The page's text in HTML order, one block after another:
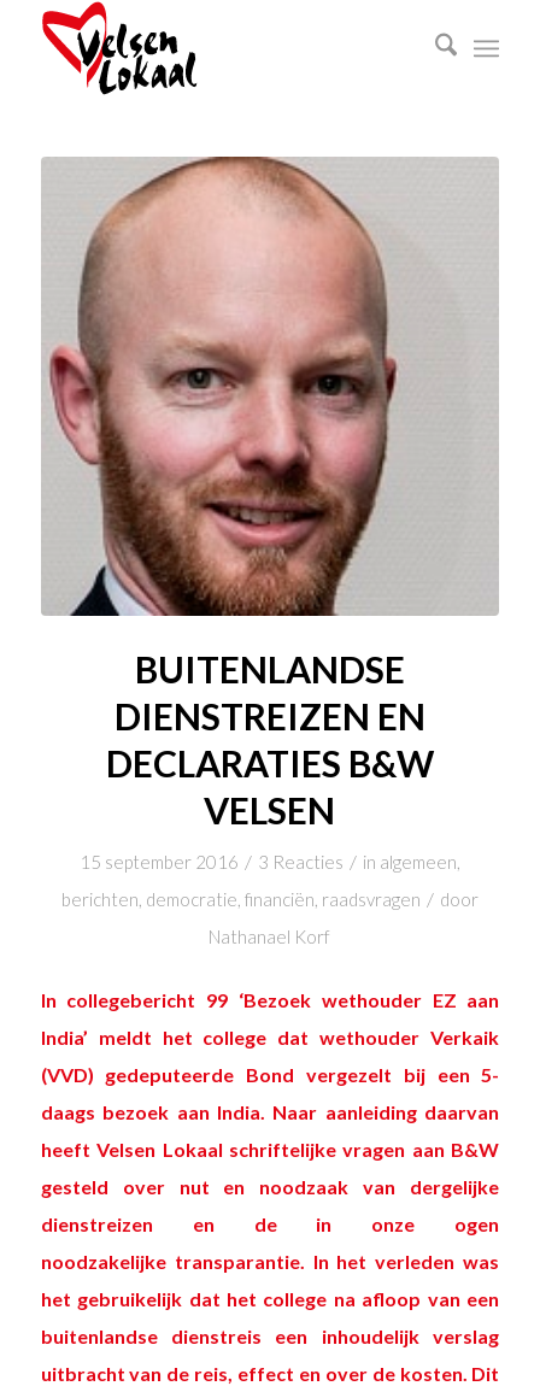
BUITENLANDSE
DIENSTREIZEN EN
DECLARATIES B&W
VELSEN
15 september 2016 / 3 Reacties / in algemeen,
berichten, democratie, financiën, raadsvragen / door
Nathanael Korf
In collegebericht 99 ‘Bezoek wethouder EZ aan
India’ meldt het college dat wethouder Verkaik
(VVD) gedeputeerde Bond vergezelt bij een 5-
daags bezoek aan India. Naar aanleiding daarvan
heeft Velsen Lokaal schriftelijke vragen aan B&W
gesteld over nut en noodzaak van dergelijke
dienstreizen en de in onze ogen
noodzakelijke transparantie. In het verleden was
het gebruikelijk dat het college na afloop van een
buitenlandse dienstreis een inhoudelijk verslag
uitbracht van de reis, effect en over de kosten. Dit